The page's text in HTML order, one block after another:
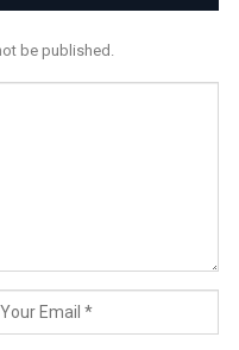
be published.